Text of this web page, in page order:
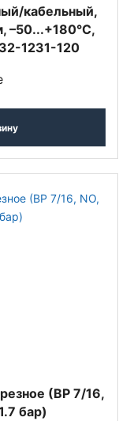
кабельный,
–50...+180°C,
1231-120
(ВР 7/16,
бар)